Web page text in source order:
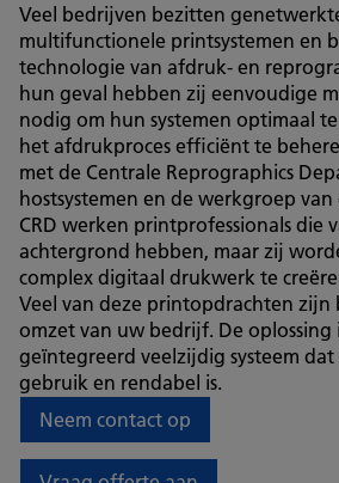
Veel bedrijven bezitten
multifunctionele printsystemen en
technologie van afdruk- en
hun geval hebben zij eenvoudige
nodig om hun systemen optimaal
het afdrukproces efficiënt te
met de Centrale Reprographics
hostsystemen en de werkgroep
CRD werken printprofessionals die
achtergrond hebben, maar zij
complex digitaal drukwerk te
Veel van deze printopdrachten
omzet van uw bedrijf. De oplossing
geïntegreerd veelzijdig systeem
gebruik en rendabel is.
Neem contact op